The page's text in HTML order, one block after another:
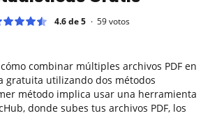
4.6 de 5 59votos
combinar múltiples archivos PDF en
gratuita utilizando dos métodos
método implica usar una herramienta
donde subes tus archivos PDF, los